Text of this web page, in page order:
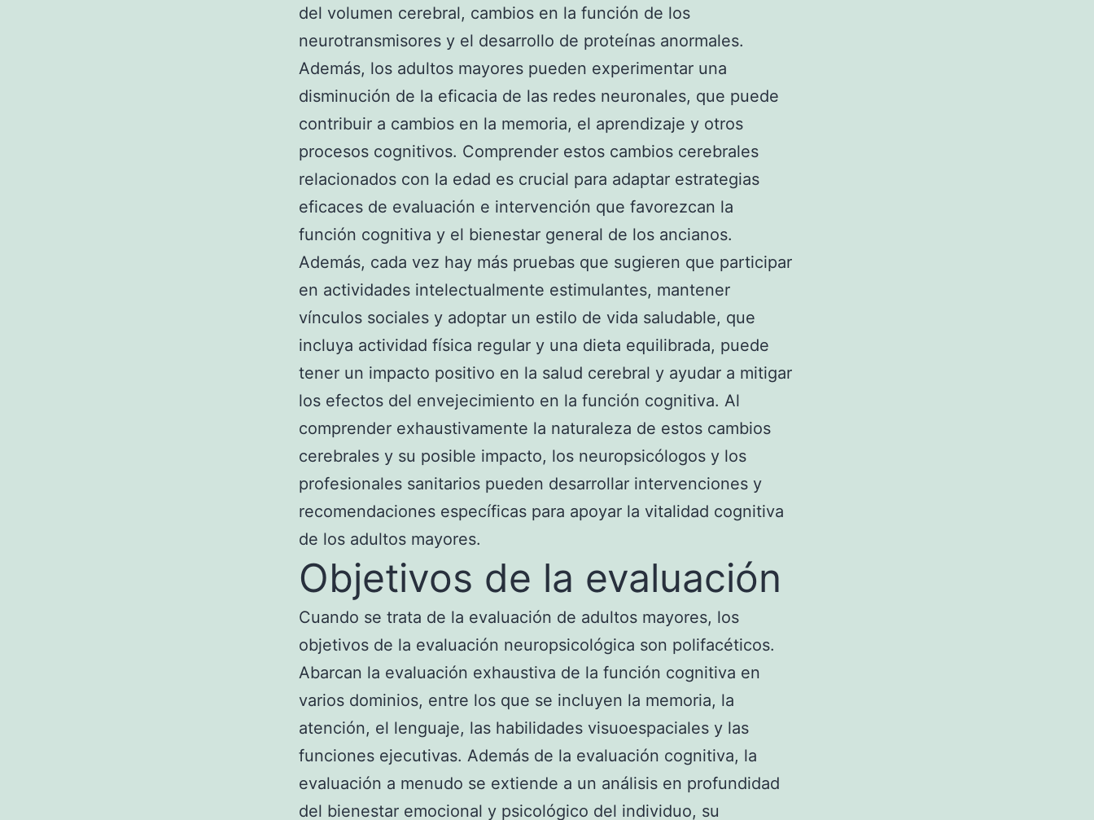
del volumen cerebral, cambios en la función de los
neurotransmisores y el desarrollo de proteínas anormales.
Además, los adultos mayores pueden experimentar una
disminución de la eficacia de las redes neuronales, que puede
contribuir a cambios en la memoria, el aprendizaje y otros
procesos cognitivos. Comprender estos cambios cerebrales
relacionados con la edad es crucial para adaptar estrategias
eficaces de evaluación e intervención que favorezcan la
función cognitiva y el bienestar general de los ancianos.
Además, cada vez hay más pruebas que sugieren que participar
en actividades intelectualmente estimulantes, mantener
vínculos sociales y adoptar un estilo de vida saludable, que
incluya actividad física regular y una dieta equilibrada, puede
tener un impacto positivo en la salud cerebral y ayudar a mitigar
los efectos del envejecimiento en la función cognitiva. Al
comprender exhaustivamente la naturaleza de estos cambios
cerebrales y su posible impacto, los neuropsicólogos y los
profesionales sanitarios pueden desarrollar intervenciones y
recomendaciones específicas para apoyar la vitalidad cognitiva
de los adultos mayores.
Objetivos de la evaluación
Cuando se trata de la evaluación de adultos mayores, los
objetivos de la evaluación neuropsicológica son polifacéticos.
Abarcan la evaluación exhaustiva de la función cognitiva en
varios dominios, entre los que se incluyen la memoria, la
atención, el lenguaje, las habilidades visuoespaciales y las
funciones ejecutivas. Además de la evaluación cognitiva, la
evaluación a menudo se extiende a un análisis en profundidad
del bienestar emocional y psicológico del individuo, su